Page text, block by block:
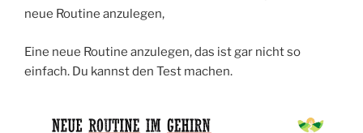
neue Routine anzulegen,
Eine neue Routine anzulegen, das ist gar nicht so
einfach. Du kannst den Test machen.